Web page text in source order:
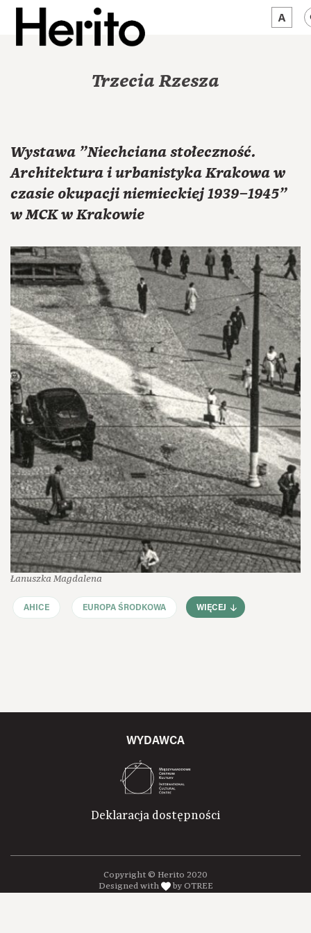
MAMY NA OKU
JĘZYK: PL
Trzecia Rzesza
Wystawa "Niechciana stołeczność.
Architektura i urbanistyka Krakowa w
czasie okupacji niemieckiej 1939–1945"
w MCK w Krakowie
Łanuszka Magdalena
AHICE EUROPA ŚRODKOWA WIĘCEJ
WYDAWCA
Deklaracja dostępności
Copyright © Herito 2020
Designed with
by OTREE